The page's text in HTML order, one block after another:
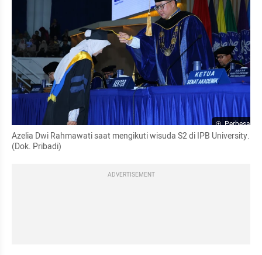
Perbesar
Azelia Dwi Rahmawati saat mengikuti wisuda S2 di IPB University.
(Dok. Pribadi)
ADVERTISEMENT